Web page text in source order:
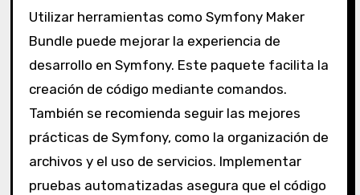
Utilizar herramientas como Symfony Maker
Bundle puede mejorar la experiencia de
desarrollo en Symfony. Este paquete facilita la
creación de código mediante comandos.
También se recomienda seguir las mejores
prácticas de Symfony, como la organización de
archivos y el uso de servicios. Implementar
pruebas automatizadas asegura que el código